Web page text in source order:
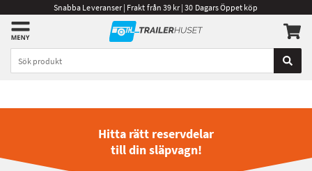
Snabba Leveranser | Frakt från 39 kr | 30 Dagars Öppet köp
Hitta rätt reservdelar
till din släpvagn!